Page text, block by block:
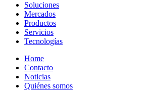
Soluciones
Mercados
Productos
Servicios
Tecnologías
Home
Contacto
Noticias
Quiénes somos